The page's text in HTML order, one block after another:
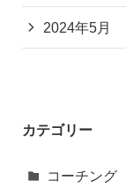
2024年5月
カテゴリー
コーチング